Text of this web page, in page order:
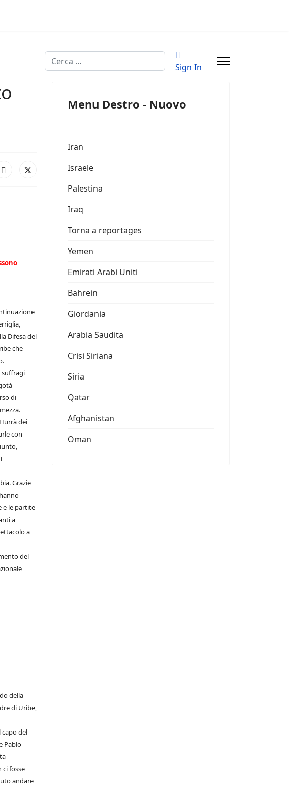
Cerca
Sign In
Difesa del
che
suffragi
di
dei
con
Grazie
e le partite
a
a
del
della
di Uribe,
capo del
Pablo
ci fosse
andare
Menu Destro - Nuovo
Iran
Israele
Palestina
Iraq
Torna a reportages
Yemen
Emirati Arabi Uniti
Bahrein
Giordania
Arabia Saudita
Crisi Siriana
Siria
Qatar
Afghanistan
Oman